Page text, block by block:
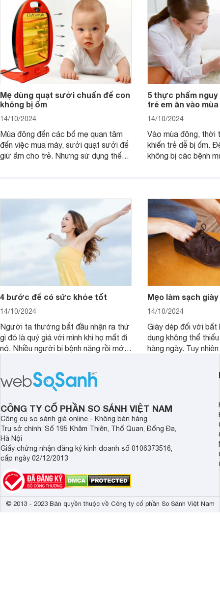
Mẹ dùng quạt sưởi chuẩn để con
không bị ốm
14/10/2024
Mùa đông đến các bố mẹ quan tâm
đến việc mua máy, sưởi quạt sưởi để
giữ ấm cho trẻ. Nhưng sử dụng thế
5 thực phẩm
trẻ em ăn vào
14/10/2024
Vào mùa đông, thời
khiến trẻ dễ bị ốm.
không bị các bệnh
4 bước để có sức khỏe tốt
14/10/2024
Người ta thường bắt đầu nhận ra thứ
gì đó là quý giá với mình khi họ mất đi
nó. Nhiều người bị bệnh nặng rồi mới
giá nhất. Hãy chăm sóc sức khỏe của
mình mỗi ngày theo cách khoa học
nhất để có một cuộc sống tốt đẹp và
hạnh phúc hơn.
Mẹo làm sạch giày
14/10/2024
Giày dép đối với bất
dụng không thể
hàng ngày. Tuy
giày bạn cần phải
CÔNG TY CỔ PHẦN SO SÁNH VIỆT NAM
Công cụ so sánh giá online - Không bán hàng
Trụ sở chính: Số 195 Khâm Thiên, Thổ Quan, Đống Đa,
Hà Nội
Giấy chứng nhận đăng ký kinh doanh số 0106373516,
cấp ngày 02/12/2013
© 2013 - 2023 Bản quyền thuộc về Công ty cổ phần So Sánh Việt Nam